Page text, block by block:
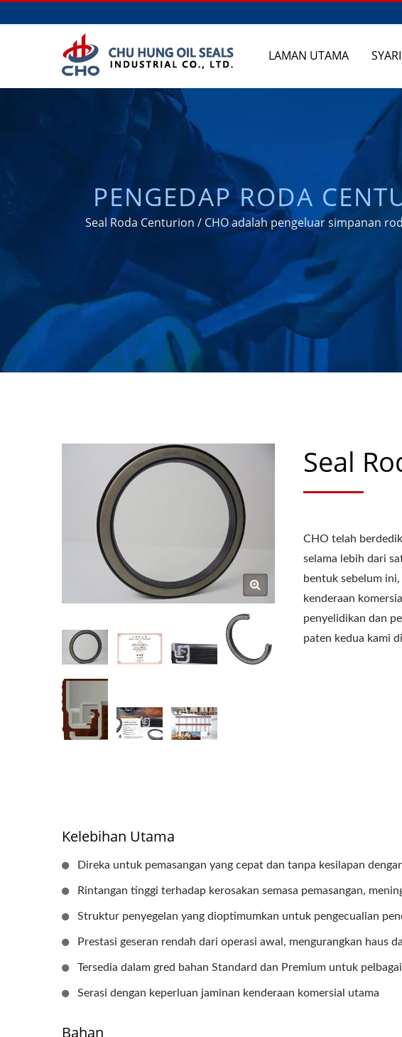
LAMAN UTAMA
PENGEDAP RODA
BERASASKAN
PENGELUAR AXLE/
CHU HUNG OIL
Seal Roda Centurion / CHO adalah pengeluar simpanan
Seal
CHO telah
selama lebih dari
bentuk sebelum
kenderaan
penyelidikan dan
paten kedua kami
Kelebihan Utama
Direka untuk pemasangan yang cepat dan tanpa kesilapan
Rintangan tinggi terhadap kerosakan semasa pemasangan,
Struktur penyegelan yang dioptimumkan untuk pengecualian
Prestasi geseran rendah dari operasi awal, mengurangkan haus
Tersedia dalam gred bahan Standard dan Premium untuk
Serasi dengan keperluan jaminan kenderaan komersial utama
Bahan